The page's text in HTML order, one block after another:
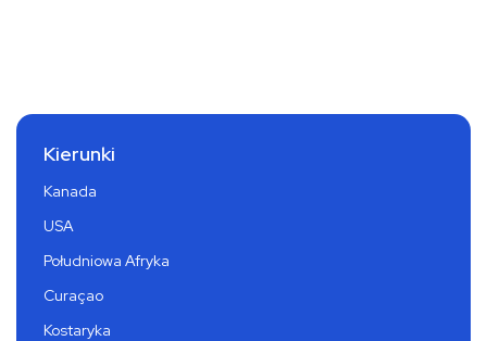
Kierunki
Kanada
USA
Południowa Afryka
Curaçao
Kostaryka